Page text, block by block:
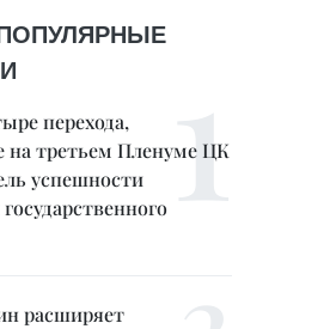
перехода,
на третьем Пленуме ЦК
успешности
расширяет